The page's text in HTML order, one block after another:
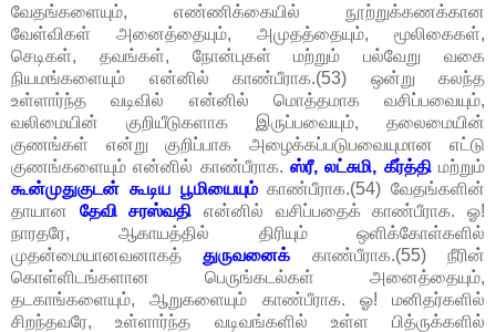
வேதங்களையும், எண்ணிக்கையில் நூற்றுக்கணக்கான
வேள்விகள் அனைத்தையும், அமுதத்தையும், மூலிகைகள்,
செடிகள், தவங்கள், நோன்புகள் மற்றும் பல்வேறு வகை
நியமங்களையும் என்னில் காண்பீராக.(53) ஒன்று கலந்த
உள்ளார்ந்த வடிவில் என்னில் மொத்தமாக வசிப்பவையும்,
வலிமையின் குறியீடுகளாக இருப்பவையும், தலைமையின்
குணங்கள் என்று குறிப்பாக அழைக்கப்படுபவையுமான எட்டு
குணங்களையும் என்னில் காண்பீராக. ஸ்ரீ, லட்சுமி, கீர்த்திமற்றும்
கூன்முதுகுடன் கூடிய பூமியையும்காண்பீராக.(54) வேதங்களின்
தாயான தேவி சரஸ்வதி என்னில் வசிப்பதைக் காண்பீராக. ஓ!
நாரதரே, ஆகாயத்தில் திரியும் ஒளிக்கோள்களில்
முதன்மையானவனாகத்துருவனைக் காண்பீராக.(55) நீரின்
கொள்ளிடங்களான பெருங்கடல்கள் அனைத்தையும்,
தடகாங்களையும், ஆறுகளையும் காண்பீராக. ஓ! மனிதர்களில்
சிறந்தவரே, உள்ளார்ந்த வடிவங்களில் உள்ள பித்ருக்களில்